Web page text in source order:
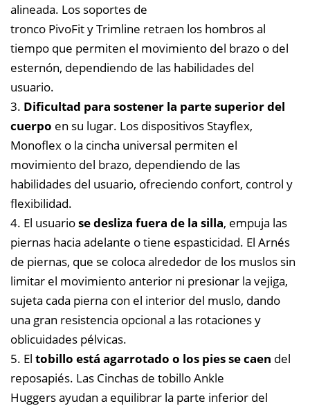
alineada. Los soportes de
tronco PivoFit y Trimline retraen los hombros al
tiempo que permiten el movimiento del brazo o del
esternón, dependiendo de las habilidades del
usuario.
3. Dificultad para sostener la parte superior del
cuerpo en su lugar. Los dispositivos Stayflex,
Monoflex o la cincha universal permiten el
movimiento del brazo, dependiendo de las
habilidades del usuario, ofreciendo confort, control y
flexibilidad.
4. El usuariose desliza fuera de la silla, empuja las
piernas hacia adelante o tiene espasticidad. El Arnés
de piernas, que se coloca alrededor de los muslos sin
limitar el movimiento anterior ni presionar la vejiga,
sujeta cada pierna con el interior del muslo, dando
una gran resistencia opcional a las rotaciones y
oblicuidades pélvicas.
5. El tobillo está agarrotado o los pies se caen del
reposapiés. Las Cinchas de tobillo Ankle
Huggers ayudan a equilibrar la parte inferior del